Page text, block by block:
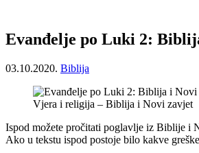
Evanđelje po Luki 2:
03.10.2020. Biblija
Vjera i religija – Biblija i Novi zavjet
Ispod možete pročitati poglavlje iz Biblije i
Ako u tekstu ispod postoje bilo kakve